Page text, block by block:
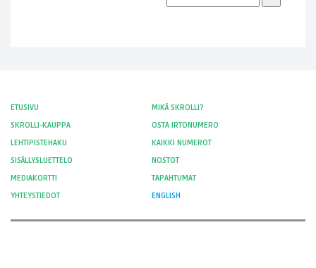
ETUSIVU
MIKÄ SKROLLI?
SKROLLI-KAUPPA
OSTA IRTONUMERO
LEHTIPISTEHAKU
KAIKKI NUMEROT
SISÄLLYSLUETTELO
NOSTOT
MEDIAKORTTI
TAPAHTUMAT
YHTEYSTIEDOT
ENGLISH